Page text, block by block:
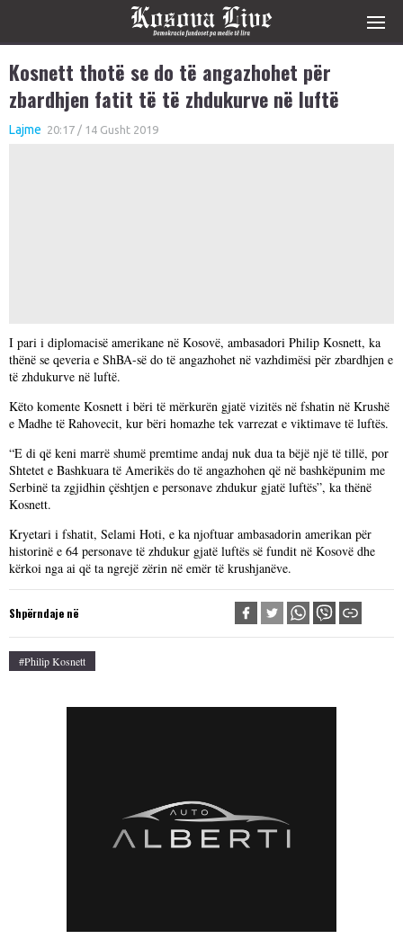
Kosnett thotë se do të angazhohet për
zbardhjen fatit të të zhdukurve në luftë
Lajme 20:17 / 14 Gusht 2019
I pari i diplomacisë amerikane në Kosovë, ambasadori Philip Kosnett, ka
thënë se qeveria e ShBA-së do të angazhohet në vazhdimësi për zbardhjen e
të zhdukurve në luftë.
Këto komente Kosnett i bëri të mërkurën gjatë vizitës në fshatin në Krushë
e Madhe të Rahovecit, kur bëri homazhe tek varrezat e viktimave të luftës.
“E di që keni marrë shumë premtime andaj nuk dua ta bëjë një të tillë, por
Shtetet e Bashkuara të Amerikës do të angazhohen që në bashkëpunim me
Serbinë ta zgjidhin çështjen e personave zhdukur gjatë luftës”, ka thënë
Kosnett.
Kryetari i fshatit, Selami Hoti, e ka njoftuar ambasadorin amerikan për
historinë e 64 personave të zhdukur gjatë luftës së fundit në Kosovë dhe
kërkoi nga ai që ta ngrejë zërin në emër të krushjanëve.
Shpërndaje në
#Philip Kosnett